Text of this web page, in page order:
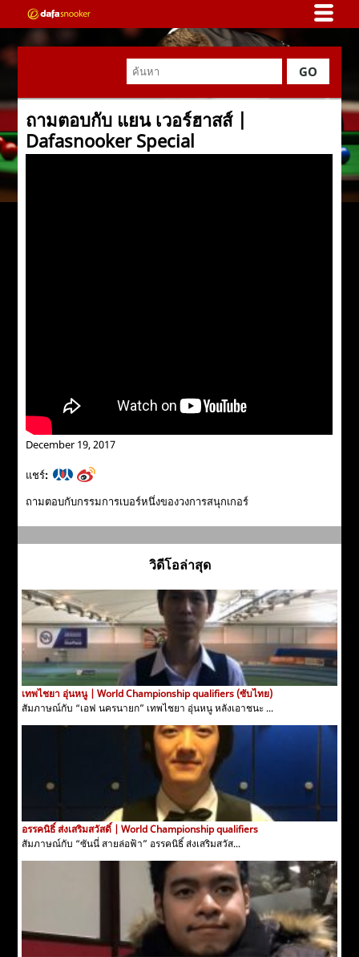
GO
ถามตอบกับ แยน เวอร์ฮาสส์ |
Dafasnooker Special
December 19, 2017
แชร์:
ถามตอบกับกรรมการเบอร์หนึ่งของวงการสนุกเกอร์
วิดีโอล่าสุด
เทพไชยา อุ่นหนู | World Championship qualifiers (ซับไทย)
สัมภาษณ์กับ “เอฟ นครนายก” เทพไชยา อุ่นหนู หลังเอาชนะ ...
อรรคนิธิ์ ส่งเสริมสวัสดิ์ | World Championship qualifiers
สัมภาษณ์กับ “ซันนี่ สายล่อฟ้า” อรรคนิธิ์ ส่งเสริมสวัส...